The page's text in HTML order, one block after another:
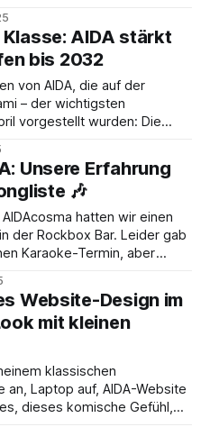
Cruises hat seinen
der es Freunden und
AIDA stärkt
bis 2032
von AIDA, die auf der
– der wichtigsten
vorgestellt wurden: Die
ihrer Initiative "AIDA
Evolution". Die Hard Facts: Was AIDA plant AIDA geht also
Unsere Erfahrung
🎶
hatten wir einen
der Rockbox Bar. Leider gab
Karaoke-Termin, aber
dabei gewesen. Der
Website-Design im
mit kleinen
klassischen
an, Laptop auf, AIDA-Website
dieses komische Gefühl,